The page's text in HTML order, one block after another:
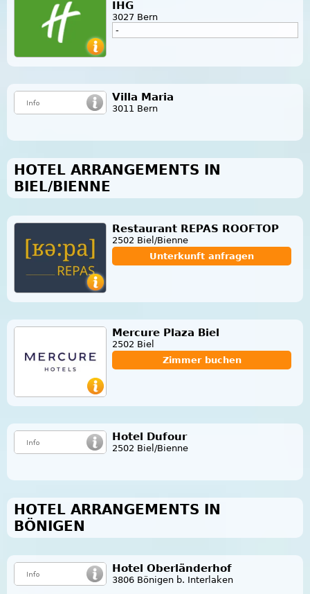
IHG
3027 Bern
-
Villa Maria
3011 Bern
HOTEL ARRANGEMENTS IN
BIEL/BIENNE
Restaurant REPAS ROOFTOP
2502 Biel/Bienne
Unterkunft anfragen
Mercure Plaza Biel
2502 Biel
Zimmer buchen
Hotel Dufour
2502 Biel/Bienne
HOTEL ARRANGEMENTS IN
BÖNIGEN
Hotel Oberländerhof
3806 Bönigen b. Interlaken